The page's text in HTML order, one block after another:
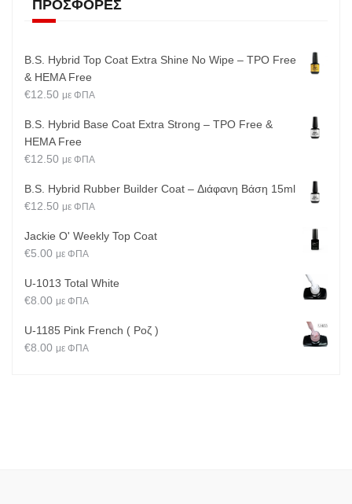
ΠΡΟΣΦΟΡΈΣ
B.S. Hybrid Top Coat Extra Shine No Wipe – TPO Free
& HEMA Free
€12.50 με ΦΠΑ
B.S. Hybrid Base Coat Extra Strong – TPO Free &
HEMA Free
€12.50 με ΦΠΑ
B.S. Hybrid Rubber Builder Coat – Διάφανη Βάση 15ml
€12.50 με ΦΠΑ
Jackie O' Weekly Top Coat
€5.00 με ΦΠΑ
U-1013 Total White
€8.00 με ΦΠΑ
U-1185 Pink French ( Ροζ )
€8.00 με ΦΠΑ